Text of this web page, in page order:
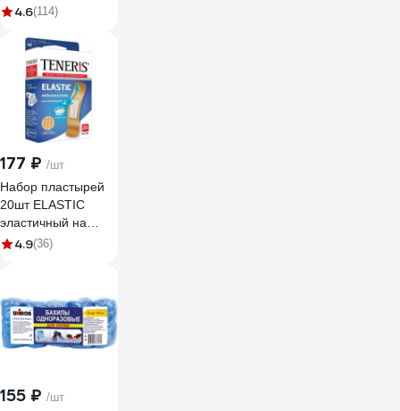
АЛИРАНТА 100мл
4.6(114)
177 ₽ /шт
Набор пластырей
20шт ELASTIC
эластичный на
тканевой основе
TENERIS 630288
4.9(36)
155 ₽ /шт